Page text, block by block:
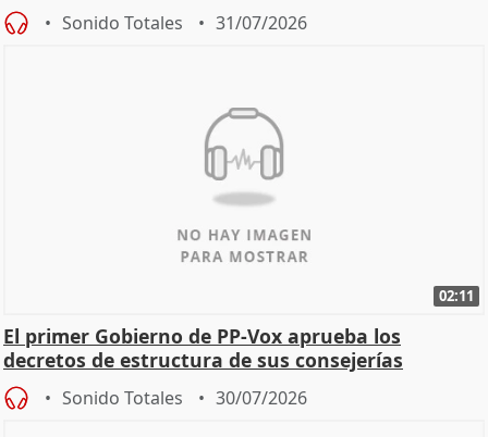
Sonido Totales 31/07/2026
02:11
El primer Gobierno de PP-Vox aprueba los
decretos de estructura de sus consejerías
Sonido Totales 30/07/2026